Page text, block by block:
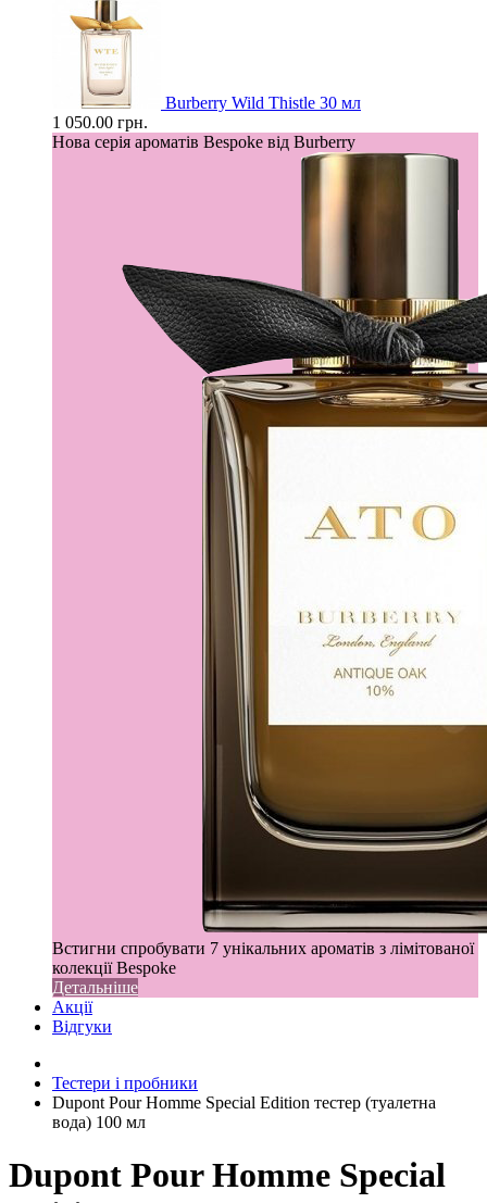
Burberry Wild Thistle 30 мл
1 050.00 грн.
Нова серія ароматів Bespoke від Burberry
Встигни спробувати 7 унікальних ароматів з лімітованої
колекції Bespoke
Детальніше
Акції
Відгуки
Тестери і пробники
Dupont Pour Homme Special Edition тестер (туалетна
вода) 100 мл
Dupont Pour Homme Special